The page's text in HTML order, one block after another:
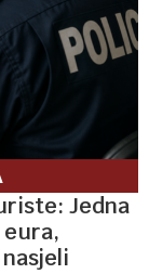
Jedna